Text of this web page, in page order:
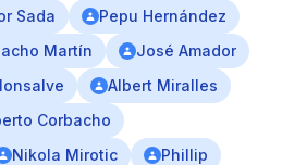
Sada
Pepu Hernández
Martín
José Amador
Albert Miralles
Corbacho
Nikola Mirotic
Phillip